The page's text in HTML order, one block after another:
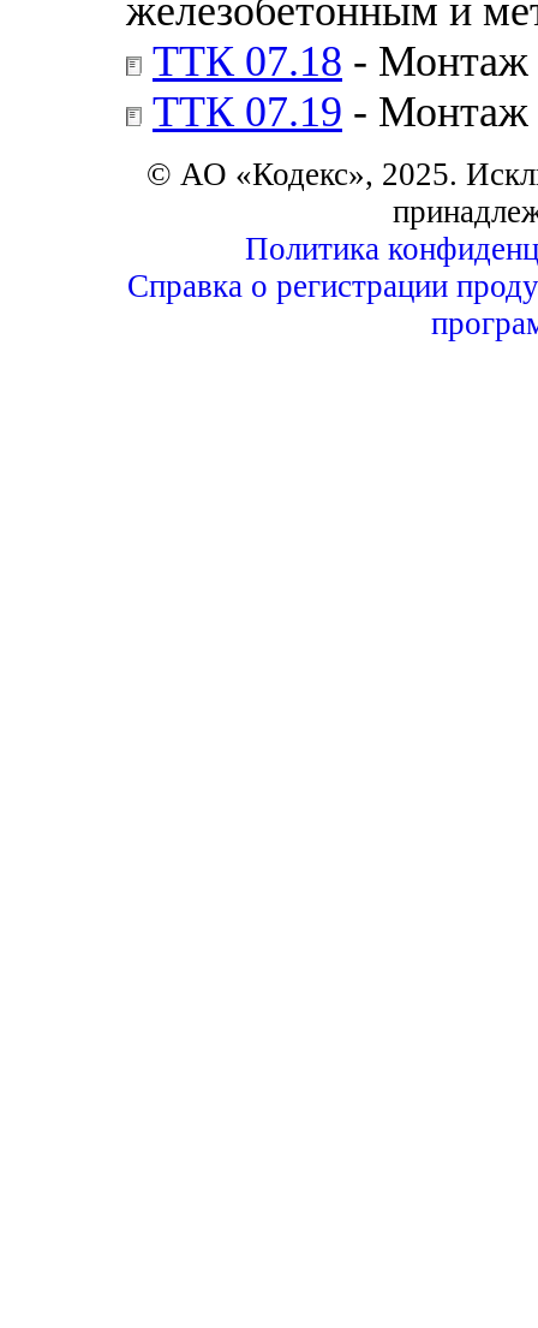
железобетонным и
ТТК 07.18 - Монтаж
ТТК 07.19 - Монтаж
© АО «Кодекс», 2025.
Политика
Справка о регистрации